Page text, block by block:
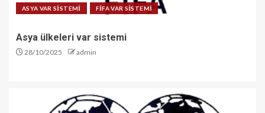
ASYA VAR SİSTEMİ FİFA VAR SİSTEMİ
Asya ülkeleri var sistemi
28/10/2025 admin